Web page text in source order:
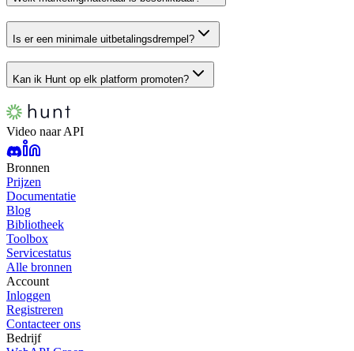
Is er een minimale uitbetalingsdrempel?
Kan ik Hunt op elk platform promoten?
Video naar API
Bronnen
Prijzen
Documentatie
Blog
Bibliotheek
Toolbox
Servicestatus
Alle bronnen
Account
Inloggen
Registreren
Contacteer ons
Bedrijf